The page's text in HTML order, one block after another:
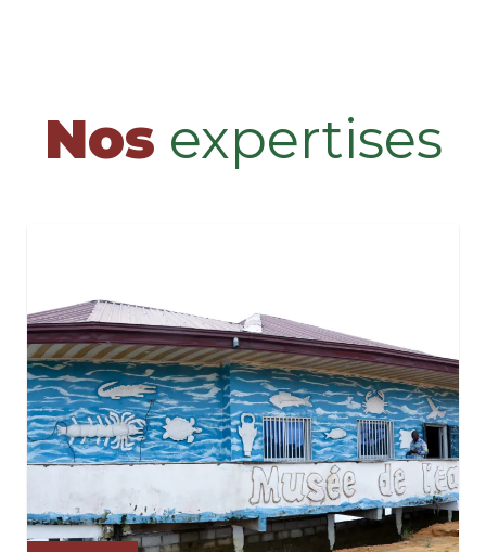
Nos expertises